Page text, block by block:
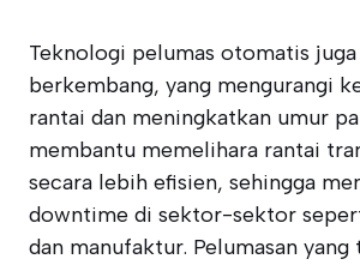
Teknologi pelumas otomatis
berkembang, yang mengurangi
rantai dan meningkatkan umur
membantu memelihara rantai
secara lebih efisien, sehingga
downtime di sektor-sektor
dan manufaktur. Pelumasan